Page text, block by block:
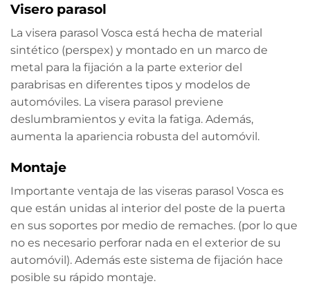
Visero parasol
La visera parasol Vosca está hecha de material
sintético (perspex) y montado en un marco de
metal para la fijación a la parte exterior del
parabrisas en diferentes tipos y modelos de
automóviles. La visera parasol previene
deslumbramientos y evita la fatiga. Además,
aumenta la apariencia robusta del automóvil.
Montaje
Importante ventaja de las viseras parasol Vosca es
que están unidas al interior del poste de la puerta
en sus soportes por medio de remaches. (por lo que
no es necesario perforar nada en el exterior de su
automóvil). Además este sistema de fijación hace
posible su rápido montaje.